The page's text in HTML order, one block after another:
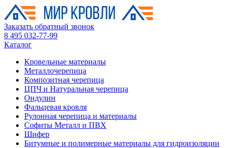
Заказать обратный звонок
8 495 032-77-99
Каталог
Кровельные материалы
Металлочерепица
Композитная черепица
ЦПЧ и Натуральная черепица
Ондулин
Фальцевая кровля
Рулонная черепица и материалы
Софиты Металл и ПВХ
Шифер
Битумные и полимерные материалы для гидроизоляции